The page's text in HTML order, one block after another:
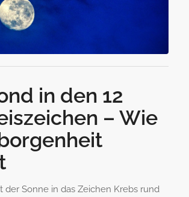
in den 12
– Wie
der Sonne in das Zeichen Krebs rund